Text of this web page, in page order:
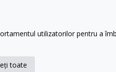
Sâ -
utilizatorilor pentru a
toate